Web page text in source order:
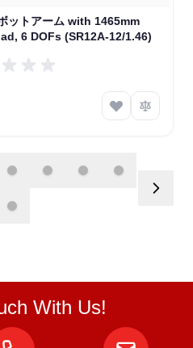
ットアーム with 1465mm
6 DOFs (SR12A-12/1.46)
With Us!